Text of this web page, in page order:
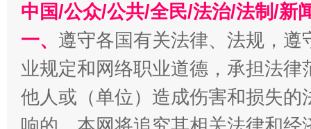
中国/公众/公共/全民/法治/法制/新
一、 遵守各国有关法律、法规，
业规定和网络职业道德，承担法
他人或（单位）造成伤害和损失